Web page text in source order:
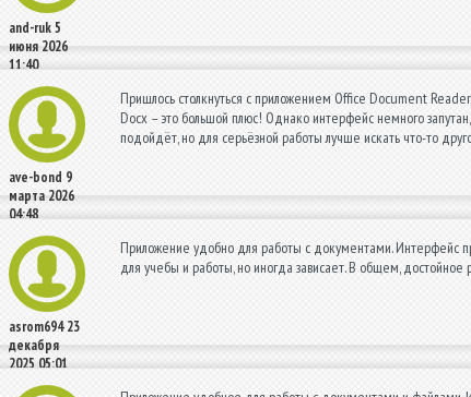
and-ruk5
июня 2026
11:40
ave-bond 9
марта 2026
04:48
Пришлось столкнуться с приложением Office Document
Docx – это большой плюс! Однако интерфейс немного
подойдёт, но для серьёзной работы лучше искать что-то
asrom694 23
декабря
2025 05:01
Приложение удобно для работы с документами. Интерфейс
для учебы и работы, но иногда зависает. В общем,